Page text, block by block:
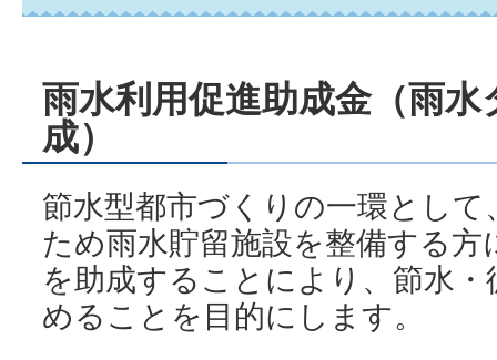
雨水利用促進助成金（雨
成）
節水型都市づくりの一環とし
ため雨水貯留施設を整備する
を助成することにより、節水
めることを目的にします。